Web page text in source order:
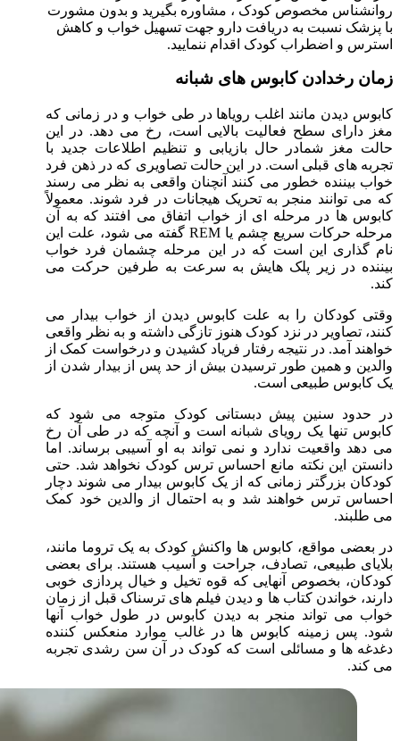
روانشناس مخصوص کودک ، مشاوره بگیرید و بدون مشورت
با پزشک نسبت به دریافت دارو جهت تسهیل خواب و کاهش
استرس و اضطراب کودک اقدام ننمایید.
زمان رخدادن کابوس های شبانه
کابوس دیدن مانند اغلب رویاها در طی خواب و در زمانی که
مغز دارای سطح فعالیت بالایی است، رخ می دهد. در این
حالت مغز شمادر حال بازیابی و تنظیم اطلاعات جدید با
تجربه های قبلی است. در این حالت تصاویری که در ذهن فرد
خواب بیننده خطور می کنند آنچنان واقعی به نظر می رسند
که می توانند منجر به تحریک هیجانات در فرد شوند. معمولاً
کابوس ها در مرحله ای از خواب اتفاق می افتند که به آن
مرحله حرکات سریع چشم یا REM گفته می شود، علت این
نام گذاری این است که در این مرحله چشمان فرد خواب
بیننده در زیر پلک هایش به سرعت به طرفین حرکت می
کند.
وقتی کودکان را به علت کابوس دیدن از خواب بیدار می
کنند، تصاویر در نزد کودک هنوز تازگی داشته و به نظر واقعی
خواهند آمد. در نتیجه رفتار فریاد کشیدن و درخواست کمک از
والدین و همین طور ترسیدن بیش از حد پس از بیدار شدن از
یک کابوس طبیعی است.
در حدود سنین پیش دبستانی کودک متوجه می شود که
کابوس تنها یک رویای شبانه است و آنچه که در طی آن رخ
می دهد واقعیت ندارد و نمی تواند به او آسیبی برساند. اما
دانستن این نکته مانع احساس ترس کودک نخواهد شد. حتی
کودکان بزرگتر زمانی که از یک کابوس بیدار می شوند دچار
احساس ترس خواهند شد و به احتمال از والدین خود کمک
می طلبند.
در بعضی مواقع، کابوس ها واکنش کودک به یک تروما مانند،
بلایای طبیعی، تصادف، جراحت و آسیب هستند. برای بعضی
کودکان، بخصوص آنهایی که قوه تخیل و خیال پردازی خوبی
دارند، خواندن کتاب ها و دیدن فیلم های ترسناک قبل از زمان
خواب می تواند منجر به دیدن کابوس در طول خواب آنها
شود. پس زمینه کابوس ها در غالب موارد منعکس کننده
دغدغه ها و مسائلی است که کودک در آن سن رشدی تجربه
می کند.